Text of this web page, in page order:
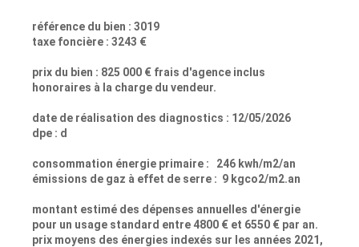
référence du bien : 3019
taxe foncière : 3243 €
prix du bien : 825 000 € frais d'agence inclus
honoraires à la charge du vendeur.
date de réalisation des diagnostics : 12/05/2026
dpe : d
consommation énergie primaire : 246 kwh/m2/an
émissions de gaz à effet de serre : 9 kgco2/m2.an
montant estimé des dépenses annuelles d'énergie
pour un usage standard entre 4800 € et 6550 € par an.
prix moyens des énergies indexés sur les années 2021,